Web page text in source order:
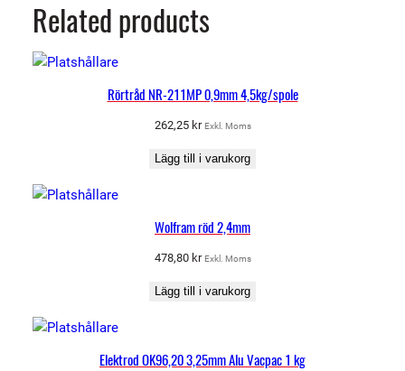
T
Å
X
m
Related products
Rörtråd NR-211MP 0,9mm 4,5kg/spole
262,25 kr Exkl. Moms
Lägg till i varukorg
Wolfram röd 2,4mm
478,80 kr Exkl. Moms
Lägg till i varukorg
Elektrod OK96,20 3,25mm Alu Vacpac 1 kg